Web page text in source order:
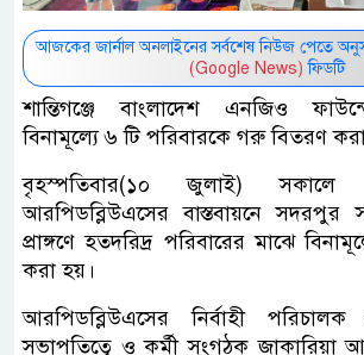
আজকের জার্নাল অনলাইনের সর্বশেষ নিউজ পেতে
(Google News) ফিডটি
শান্তিগঞ্জে বাংলাদেশ এনজিও
বিনামূল্যে ৬ টি পরিবারকে গরু বিতরণ
বৃহস্পতিবার(১০ জুলাই) সকালে
আরপিডব্লিউএসের বাস্তবায়নে সদরপুর
প্রাঙ্গণে হতদরিদ্র পরিবারের মাঝে
করা হয়।
আরপিডব্লিউএসের নির্বাহী পরিচালক
সভাপতিত্বে ও কর্মী সংগঠক জাকারিয়া